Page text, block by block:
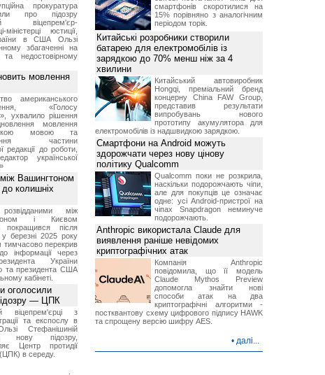
прокуратура
про підозру
віцепрем'єр-
міністерці юстиції,
в США Ользі
збагаченні на
недостовірному
мовлення
американського
«Голосу
ухвалило рішення
мовлення
мовою та
частини
редакції до роботи,
української
Вашингтоном
колишніх
між
і Києвом
покращився після
березні 2025 року
тимчасово перекрив
інформації через
України
та президента США
кабінеті.
оголосили
— ЦПК
віцепрем'єрці з
та експослу в
Стефанішиній
нову підозру,
Центр протидії
(ЦПК) в середу.
смартфонів скоротилися на
15% порівняно з аналогічним
періодом торік.
Китайські розробники створили
батарею для електромобілів із
зарядкою до 70% менш ніж за 4
хвилини
Китайський автовиробник
Hongqi, преміальний бренд
концерну China FAW Group,
представив результати
випробувань нового
прототипу акумулятора для
електромобілів із надшвидкою зарядкою.
Смартфони на Android можуть
здорожчати через нову цінову
політику Qualcomm
Qualcomm поки не розкрила,
наскільки подорожчають чіпи,
але для покупців це означає
одне: усі Android-пристрої на
чіпах Snapdragon неминуче
подорожчають.
Anthropic використала Claude для
виявлення раніше невідомих
криптографічних атак
Компанія Anthropic
повідомила, що її модель
Claude Mythos Preview
допомогла знайти нові
способи атак на два
криптографічні алгоритми -
постквантову схему цифрового підпису HAWK
та спрощену версію шифру AES.
• далі...